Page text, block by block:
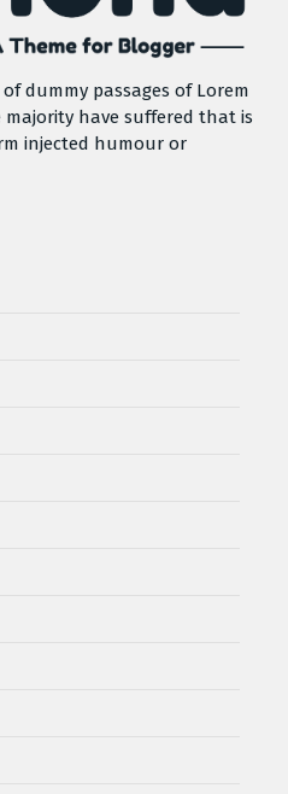
dummy passages of Lorem
have suffered that is
injected humour or